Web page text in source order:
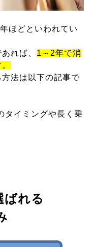
ほどといわれてい
れば、 1～2年で消
法は以下の記事で
タイミングや長く乗
ばれる